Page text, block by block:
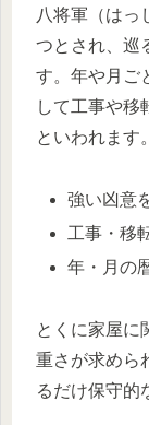
八将軍（はっ
つとされ、巡
す。年や月ご
して工事や移
といわれます。
強い凶意
工事・移
年・月の
とくに家屋に
重さが求めら
るだけ保守的